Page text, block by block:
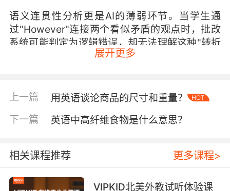
语义连贯性分析更是AI的薄弱环节。当学生通
过"However"连接两个看似矛盾的观点时，批改
系统可能判定为逻辑错误，却无法理解这种"转折
递进"的论证策略。宾夕法尼亚大学教育技术专家
这使得90%以上的创意类作文会被给出"离题"误
平台内部数据显示，其85%的作文评语采用固定
种缺乏针对性的反馈，使学生难以将修改建议与
展开更多
上一篇 用英语谈论商品的尺寸和重量？ HOT
下一篇 英语中高纤维食物是什么意思？
相关课程推荐 更多课程>
VIPKID北美外教试听体验课